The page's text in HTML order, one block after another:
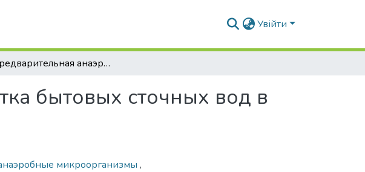
Увійти
Предварительная анаэробная обработка бытовых сточных вод в установке малой производительности
бытовых сточных вод в
микроорганизмы ,